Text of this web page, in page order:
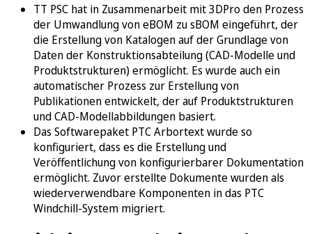
TT PSC hat in Zusammenarbeit mit 3DPro den Prozess
der Umwandlung von eBOM zu sBOM eingeführt, der
die Erstellung von Katalogen auf der Grundlage von
Daten der Konstruktionsabteilung (CAD-Modelle und
Produktstrukturen) ermöglicht. Es wurde auch ein
automatischer Prozess zur Erstellung von
Publikationen entwickelt, der auf Produktstrukturen
und CAD-Modellabbildungen basiert.
Das Softwarepaket PTC Arbortext wurde so
konfiguriert, dass es die Erstellung und
Veröffentlichung von konfigurierbarer Dokumentation
ermöglicht. Zuvor erstellte Dokumente wurden als
wiederverwendbare Komponenten in das PTC
Windchill-System migriert.